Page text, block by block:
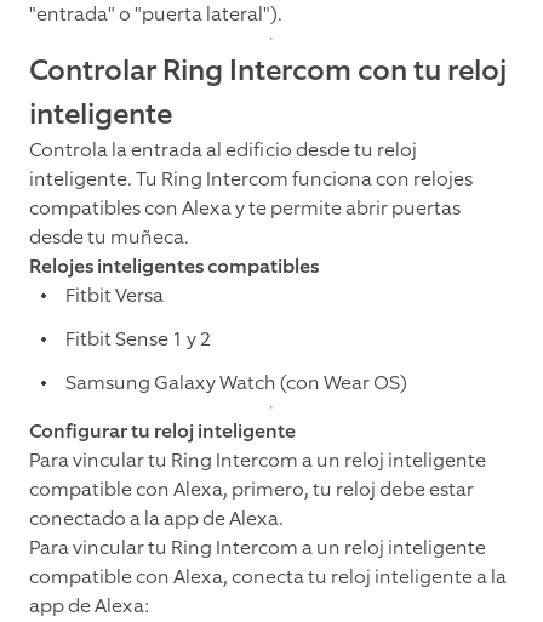
"entrada" o "puerta lateral").
Controlar Ring Intercom con tu reloj
inteligente
Controla la entrada al edificio desde tu reloj
inteligente. Tu Ring Intercom funciona con relojes
compatibles con Alexa y te permite abrir puertas
desde tu muñeca.
Relojes inteligentes compatibles
Fitbit Versa
Fitbit Sense 1 y 2
Samsung Galaxy Watch (con Wear OS)
Configurar tu reloj inteligente
Para vincular tu Ring Intercom a un reloj inteligente
compatible con Alexa, primero, tu reloj debe estar
conectado a la app de Alexa.
Para vincular tu Ring Intercom a un reloj inteligente
compatible con Alexa, conecta tu reloj inteligente a la
app de Alexa: